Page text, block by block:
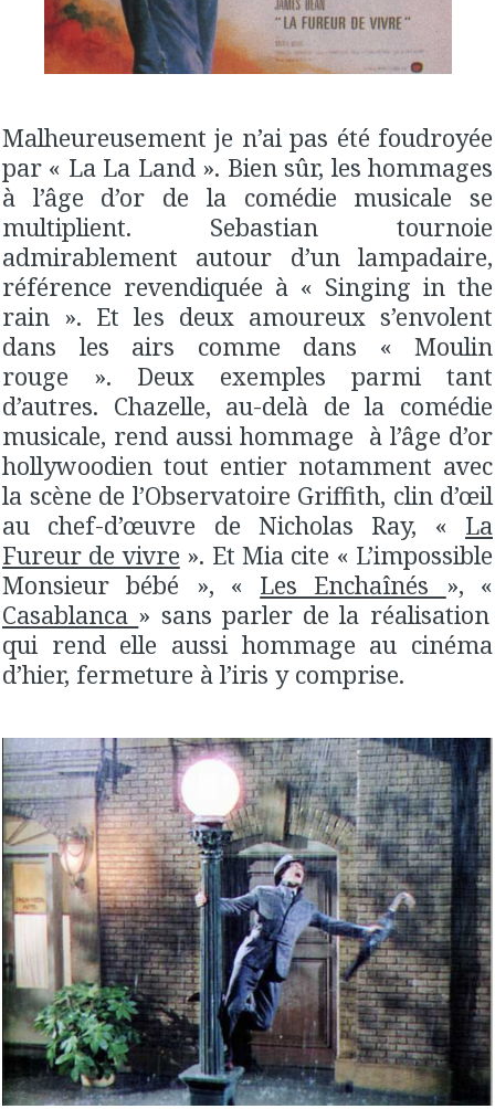
Malheureusement je n’ai pas été foudroyée
par « La La Land ». Bien sûr, les hommages
à l’âge d’or de la comédie musicale se
multiplient. Sebastian tournoie
admirablement autour d’un lampadaire,
référence revendiquée à « Singing in the
rain ». Et les deux amoureux s’envolent
dans les airs comme dans « Moulin
rouge ». Deux exemples parmi tant
d’autres. Chazelle, au-delà de la comédie
musicale, rend aussi hommage à l’âge d’or
hollywoodien tout entier notamment avec
la scène de l’Observatoire Griffith, clin d’œil
au chef-d’œuvre de Nicholas Ray, « La
Fureur de vivre ». Et Mia cite « L’impossible
Monsieur bébé », « Les Enchaînés », «
Casablanca » sans parler de la réalisation
qui rend elle aussi hommage au cinéma
d’hier, fermeture à l’iris y comprise.